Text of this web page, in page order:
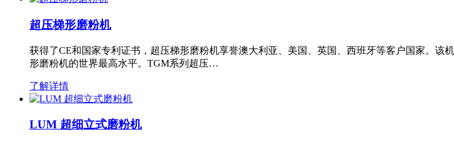
超压梯形磨粉机
获得了CE和国家专利证书，超压梯形磨粉机享誉澳大利亚、美国、英国、西班牙等客户国家。
形磨粉机的世界最高水平。TGM系列超压…
了解详情
LUM 超细立式磨粉机